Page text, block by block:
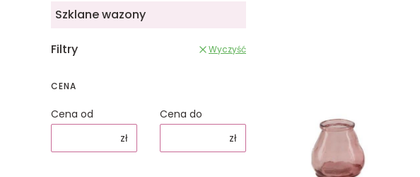
Szklane wazony
Filtry Wyczyść
CENA
Cena od
zł
Cena do
zł